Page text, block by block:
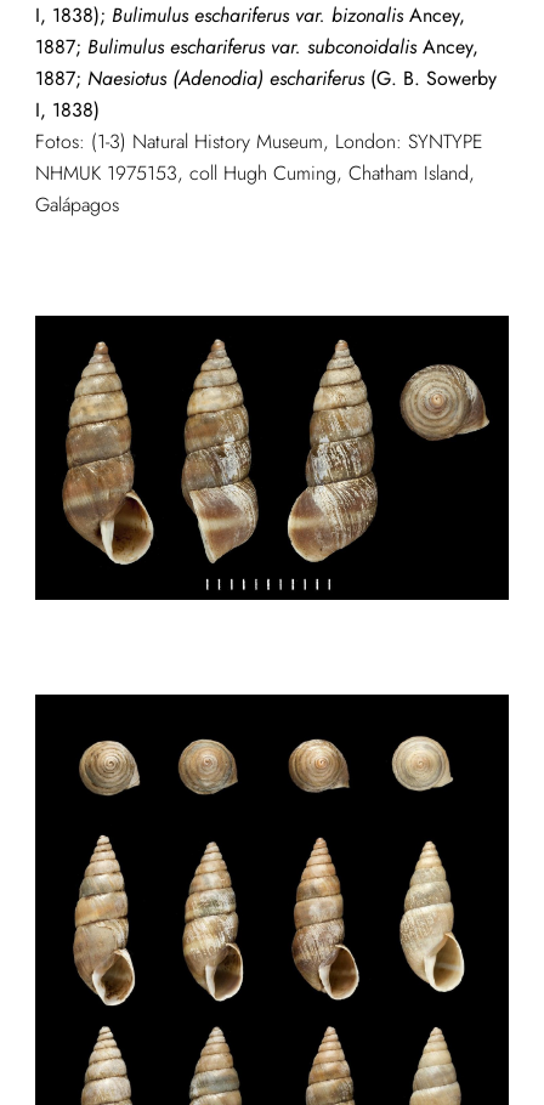
I, 1838); Bulimulus eschariferus var. bizonalisAncey,
1887; Bulimulus eschariferus var. subconoidalisAncey,
1887; Naesiotus (Adenodia) eschariferus(G. B. Sowerby
I, 1838)
Fotos: (1-3) Natural History Museum, London: SYNTYPE
NHMUK 1975153, coll Hugh Cuming, Chatham Island,
Galápagos